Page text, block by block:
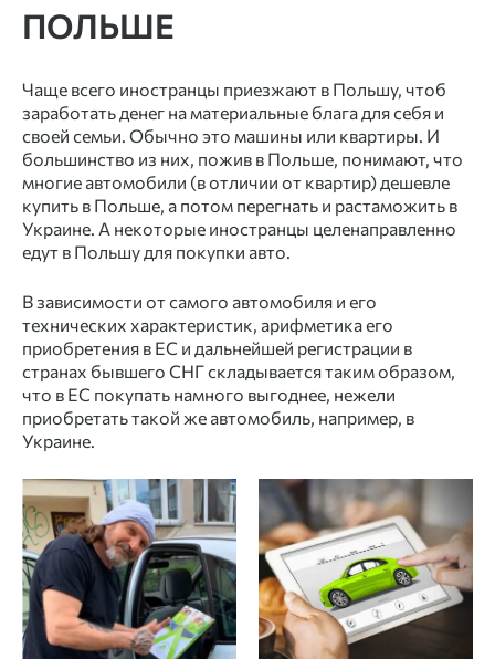
ПОЛЬШЕ
Чаще всего иностранцы приезжают в Польшу, чтоб
заработать денег на материальные блага для себя и
своей семьи. Обычно это машины или квартиры. И
большинство из них, пожив в Польше, понимают, что
многие автомобили (в отличии от квартир) дешевле
купить в Польше, а потом перегнать и растаможить в
Украине. А некоторые иностранцы целенаправленно
едут в Польшу для покупки авто.
В зависимости от самого автомобиля и его
технических характеристик, арифметика его
приобретения в ЕС и дальнейшей регистрации в
странах бывшего СНГ складывается таким образом,
что в ЕС покупать намного выгоднее, нежели
приобретать такой же автомобиль, например, в
Украине.